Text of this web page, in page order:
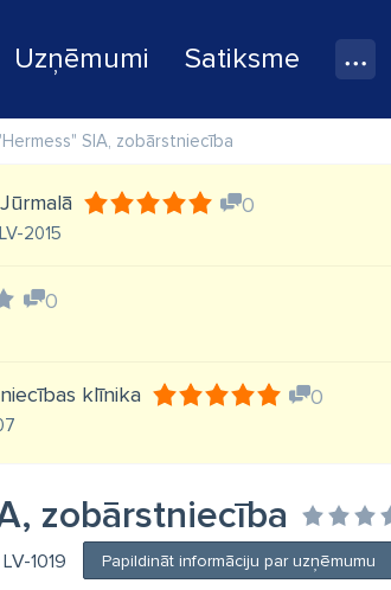
Uzņēmumi Satiksme
SIA, zobārstniecība
0
2015
0
klīnika 0
zobārstniecība
1019 Papildināt informāciju par uzņēmumu